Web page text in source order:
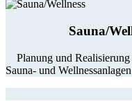
Sauna/
Planung und
Sauna- und